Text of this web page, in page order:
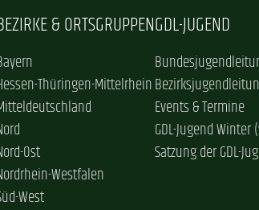
& ORTSGRUPPEN
Thüringen-Mittelrhein
Ost
Westfalen
West
GDL-JUGEND
Events & Termine
GDL-Jugend
Satzung der GDL-